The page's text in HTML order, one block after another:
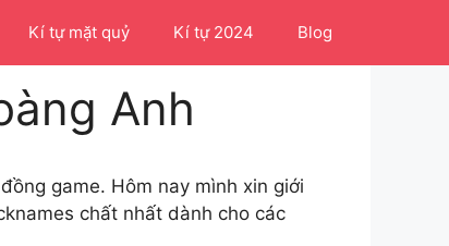
Kí tự mặt quỷ Kí tự 2024 Blog
Anh
game. Hôm nay mình xin giới
chất nhất dành cho các